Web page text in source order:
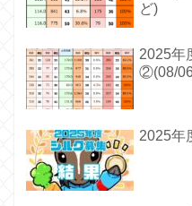
ど)
2025年
②(08/
2025年